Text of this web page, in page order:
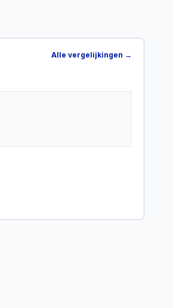
Alle vergelijkingen →